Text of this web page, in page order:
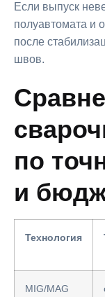
Если выпуск
полуавтомата и
после
швов.
по
и
Технология
MIG/MAG